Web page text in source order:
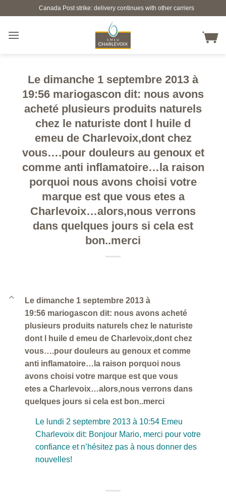
to
content
Canada Post strike: delivery continues with other carriers
Le dimanche 1 septembre 2013 à
19:56 mariogascon dit: nous avons
acheté plusieurs produits naturels
chez le naturiste dont l huile d
emeu de Charlevoix,dont chez
vous….pour douleurs au genoux et
comme anti inflamatoire…la raison
porquoi nous avons choisi votre
marque est que vous etes a
Charlevoix…alors,nous verrons
dans quelques jours si cela est
bon..merci
B
Le dimanche 1 septembre 2013 à
19:56 mariogascon dit: nous avons acheté
plusieurs produits naturels chez le naturiste
dont l huile d emeu de Charlevoix,dont chez
vous….pour douleurs au genoux et comme
anti inflamatoire…la raison porquoi nous
avons choisi votre marque est que vous
etes a Charlevoix…alors,nous verrons dans
quelques jours si cela est bon..merci
Le lundi 2 septembre 2013 à 10:54 Emeu
Charlevoix dit: Bonjour Mario, merci pour votre
confiance et n’hésitez pas à nous donner des
nouvelles!